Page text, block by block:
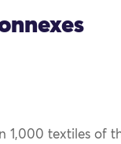
1,000 textiles of